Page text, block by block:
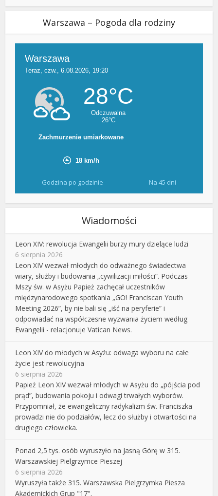
Warszawa – Pogoda dla rodziny
Godzina po godzinie Na 45 dni
Wiadomości
Leon XIV: rewolucja Ewangelii burzy mury dzielące ludzi
6 sierpnia 2026
Leon XIV wezwał młodych do odważnego świadectwa
wiary, służby i budowania „cywilizacji miłości”. Podczas
Mszy św. w Asyżu Papież zachęcał uczestników
międzynarodowego spotkania „GO! Franciscan Youth
Meeting 2026”, by nie bali się „iść na peryferie” i
odpowiadać na współczesne wyzwania życiem według
Ewangelii - relacjonuje Vatican News.
Leon XIV do młodych w Asyżu: odwaga wyboru na całe
życie jest rewolucyjna
6 sierpnia 2026
Papież Leon XIV wezwał młodych w Asyżu do „pójścia pod
prąd”, budowania pokoju i odwagi trwałych wyborów.
Przypomniał, że ewangeliczny radykalizm św. Franciszka
prowadzi nie do podziałów, lecz do służby i otwartości na
drugiego człowieka.
Ponad 2,5 tys. osób wyruszyło na Jasną Górę w 315.
Warszawskiej Pielgrzymce Pieszej
6 sierpnia 2026
Wyruszyła także 315. Warszawska Pielgrzymka Piesza
Akademickich Grup "17".